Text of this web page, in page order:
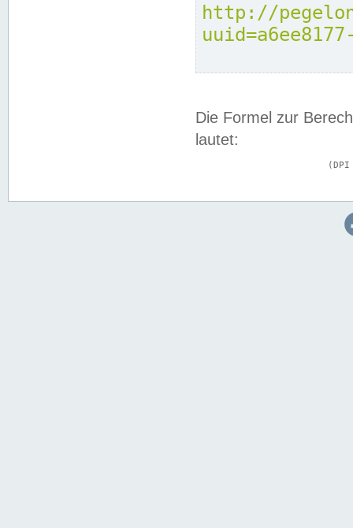
http://
Die Formel zur
lautet: